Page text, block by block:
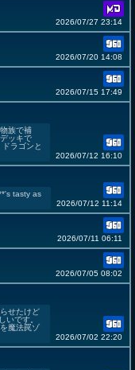
2026/07/27 23:14
2026/07/20 14:08
2026/07/15 17:49
族で補
ッキで
ラゴンと
2026/07/12 16:10
tasty as
2026/07/12 11:14
2026/07/11 06:11
2026/07/05 08:02
せたけど
いです。
魔法罠ゾ
2026/07/02 22:20